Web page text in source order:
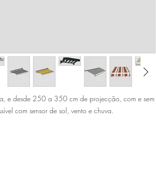
e desde 250 a 350 cm de projecção, com e sem
com sensor de sol, vento e chuva.